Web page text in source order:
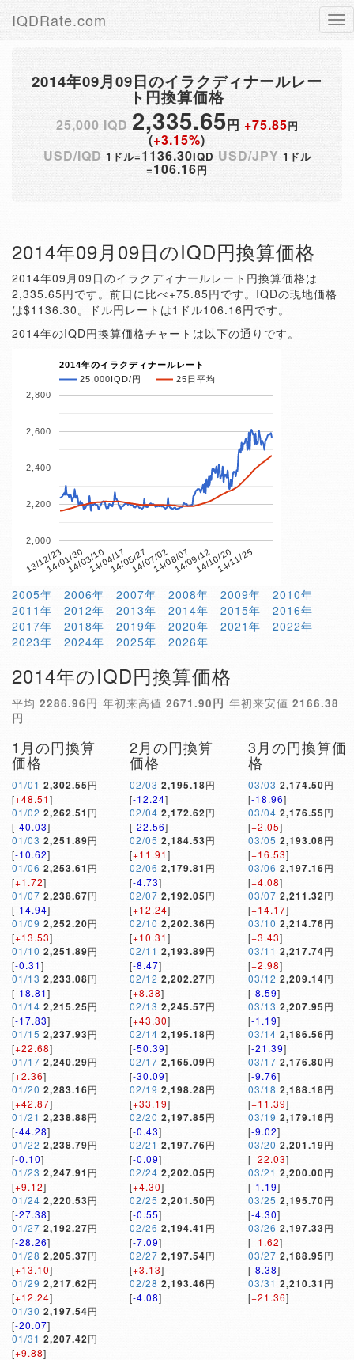
IQDRate.com
2014年09月09日のイラクディナールレー
ト円換算価格
25,000 IQD 2,335.65円 +75.85円
(+3.15%)
USD/IQD 1ドル=1136.30IQD USD/JPY 1ドル
=106.16円
2014年09月09日のIQD円換算価格
2014年09月09日のイラクディナールレート円換算価格は
2,335.65円です。前日に比べ+75.85円です。IQDの現地価格
は$1136.30。ドル円レートは1ドル106.16円です。
2014年のIQD円換算価格チャートは以下の通りです。
2014年のイラクディナールレート
25,000IQD/円
25日平均
13/12/2314/01/3014/03/1014/04/1714/05/2714/07/0214/08/0714/09/1214/10/2014/11/25
2,000
2,200
2,400
2,600
2,800
2005年 2006年 2007年 2008年 2009年
2010年
2011年
2012年 2013年 2014年 2015年
2016年
2017年
2018年 2019年 2020年 2021年
2022年
2023年
2024年 2025年 2026年
2014年のIQD円換算価格
平均 2286.96円 年初来高値 2671.90円 年初来安値 2166.38
円
1月の円換算
価格
01/01 2,302.55円
[+48.51]
01/02 2,262.51 円
[-40.03]
01/03 2,251.89円
[-10.62]
01/06 2,253.61 円
[+1.72]
01/07 2,238.67円
[-14.94]
01/09 2,252.20円
[+13.53]
01/10 2,251.89円
[-0.31]
01/13 2,233.08円
[-18.81]
01/14 2,215.25円
[-17.83]
01/15 2,237.93円
[+22.68]
01/17 2,240.29円
[+2.36]
01/20 2,283.16円
[+42.87]
01/21 2,238.88円
[-44.28]
01/22 2,238.79円
[-0.10]
01/23 2,247.91 円
[+9.12]
01/24 2,220.53円
[-27.38]
01/27 2,192.27円
[-28.26]
01/28 2,205.37円
[+13.10]
01/29 2,217.62円
[+12.24]
01/30 2,197.54円
[-20.07]
01/31 2,207.42円
[+9.88]
2月の円換算
価格
02/03 2,195.18円
[-12.24]
02/04 2,172.62円
[-22.56]
02/05 2,184.53円
[+11.91]
02/06 2,179.81 円
[-4.73]
02/07 2,192.05円
[+12.24]
02/10 2,202.36円
[+10.31]
02/11 2,193.89円
[-8.47]
02/12 2,202.27円
[+8.38]
02/13 2,245.57円
[+43.30]
02/14 2,195.18円
[-50.39]
02/17 2,165.09円
[-30.09]
02/19 2,198.28円
[+33.19]
02/20 2,197.85円
[-0.43]
02/21 2,197.76円
[-0.09]
02/24 2,202.05円
[+4.30]
02/25 2,201.50円
[-0.55]
02/26 2,194.41 円
[-7.09]
02/27 2,197.54円
[+3.13]
02/28 2,193.46円
[-4.08]
3月の円換算価
格
03/03 2,174.50円
[-18.96]
03/04 2,176.55円
[+2.05]
03/05 2,193.08円
[+16.53]
03/06 2,197.16円
[+4.08]
03/07 2,211.32円
[+14.17]
03/10 2,214.76円
[+3.43]
03/11 2,217.74円
[+2.98]
03/12 2,209.14円
[-8.59]
03/13 2,207.95円
[-1.19]
03/14 2,186.56円
[-21.39]
03/17 2,176.80円
[-9.76]
03/18 2,188.18円
[+11.39]
03/19 2,179.16円
[-9.02]
03/20 2,201.19円
[+22.03]
03/21 2,200.00円
[-1.19]
03/25 2,195.70円
[-4.30]
03/26 2,197.33円
[+1.62]
03/27 2,188.95円
[-8.38]
03/31 2,210.31 円
[+21.36]